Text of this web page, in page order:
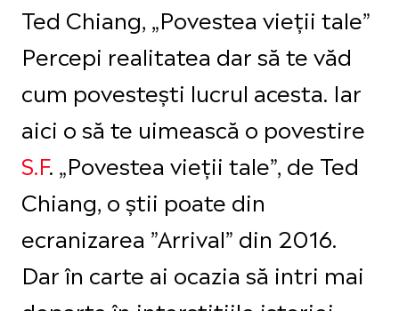
Ted Chiang, „Povestea vieții tale”
Percepi realitatea dar să te văd
cum povestești lucrul acesta. Iar
aici o să te uimească o povestire
S.F. „Povestea vieții tale”, de Ted
Chiang, o știi poate din
ecranizarea ”Arrival” din 2016.
Dar în carte ai ocazia să intri mai